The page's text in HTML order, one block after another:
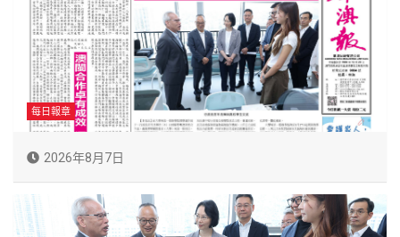
每日報章
2026年8月7日